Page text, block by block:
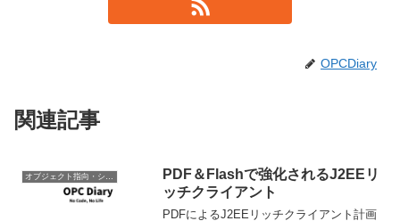
OPCDiary
関連記事
オブジェクト指向・システム開発
PDF＆Flashで強化されるJ2EEリ
ッチクライアント
PDFによるJ2EEリッチクライアント計画